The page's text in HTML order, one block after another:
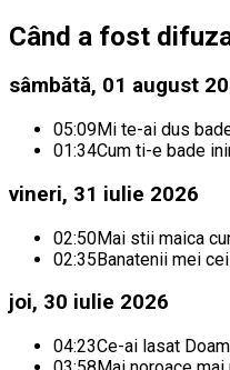
Când a fost
sâmbătă, 01 august
05:09Mi te-ai dus
01:34Cum ti-e bade
vineri, 31 iulie 2026
02:50Mai stii maica
02:35Banatenii mei
joi, 30 iulie 2026
04:23Ce-ai lasat